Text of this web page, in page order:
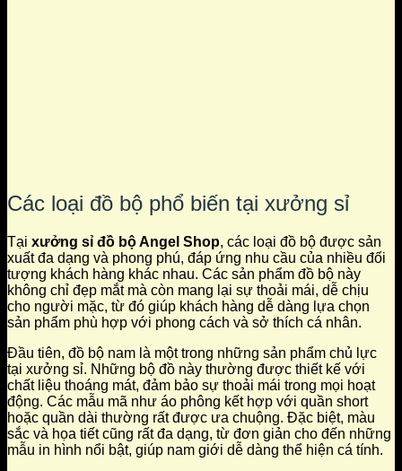
Các loại đồ bộ phổ biến tại xưởng sỉ
Tại xưởng sỉ đồ bộ Angel Shop, các loại đồ bộ được sản
xuất đa dạng và phong phú, đáp ứng nhu cầu của nhiều đối
tượng khách hàng khác nhau. Các sản phẩm đồ bộ này
không chỉ đẹp mắt mà còn mang lại sự thoải mái, dễ chịu
cho người mặc, từ đó giúp khách hàng dễ dàng lựa chọn
sản phẩm phù hợp với phong cách và sở thích cá nhân.
Đầu tiên, đồ bộ nam là một trong những sản phẩm chủ lực
tại xưởng sỉ. Những bộ đồ này thường được thiết kế với
chất liệu thoáng mát, đảm bảo sự thoải mái trong mọi hoạt
động. Các mẫu mã như áo phông kết hợp với quần short
hoặc quần dài thường rất được ưa chuộng. Đặc biệt, màu
sắc và họa tiết cũng rất đa dạng, từ đơn giản cho đến những
mẫu in hình nổi bật, giúp nam giới dễ dàng thể hiện cá tính.